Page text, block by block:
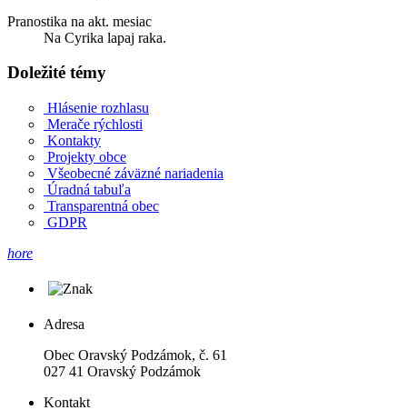
Pranostika na akt. mesiac
Na Cyrika lapaj raka.
Doležité témy
Hlásenie rozhlasu
Merače rýchlosti
Kontakty
Projekty obce
Všeobecné záväzné nariadenia
Úradná tabuľa
Transparentná obec
GDPR
hore
Adresa
Obec Oravský Podzámok, č. 61
027 41 Oravský Podzámok
Kontakt